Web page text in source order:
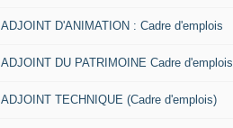
ADJOINT D'ANIMATION : Cadre d'emplois
ADJOINT DU PATRIMOINE Cadre d'emplois
ADJOINT TECHNIQUE (Cadre d'emplois)